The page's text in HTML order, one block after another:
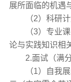
展所面临的机遇
（2）科研计
（3）专业课
论与实践知识相
2.面试（满分
（1）自我展